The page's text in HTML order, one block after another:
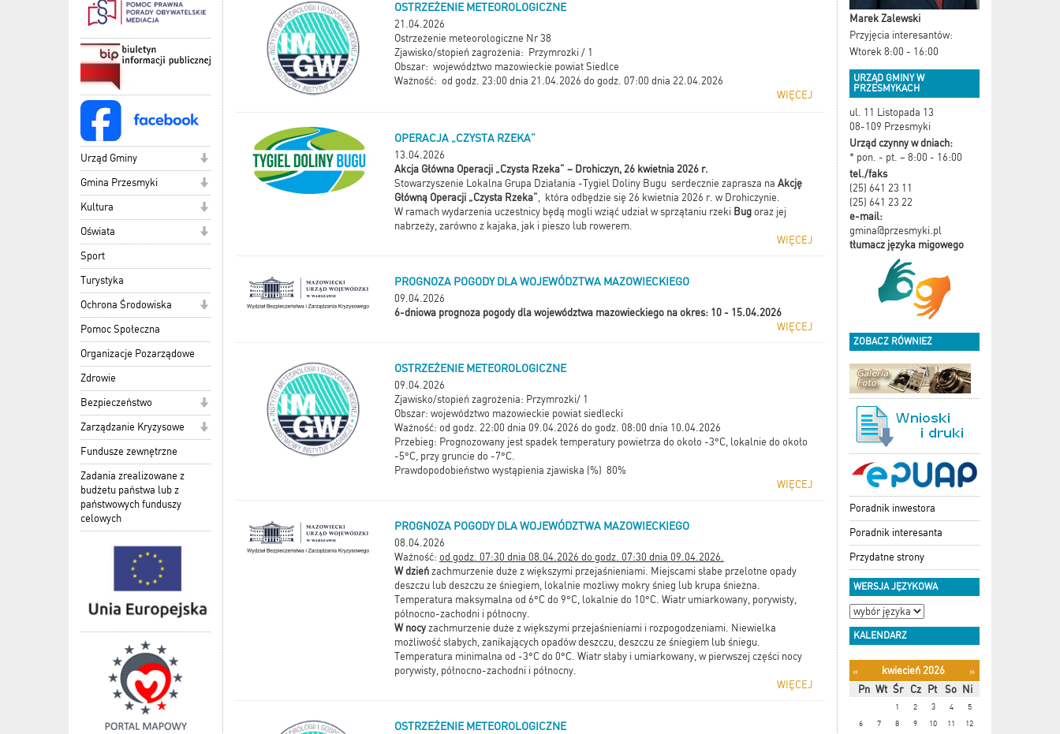
Urząd Gminy
Gmina Przesmyki
Kultura
Oświata
Sport
Turystyka
Ochrona Środowiska
Pomoc Społeczna
Organizacje Pozarządowe
Zdrowie
Bezpieczeństwo
Zarządzanie Kryzysowe
Fundusze zewnętrzne
Zadania zrealizowane z
budżetu państwa lub z
państwowych funduszy
celowych
OSTRZEŻENIE METEOROLOGICZNE
21.04.2026
Ostrzeżenie meteorologiczne Nr 38
Zjawisko/stopień zagrożenia: Przymrozki / 1
Obszar: województwo mazowieckie powiat Siedlce
Ważność: od godz. 23:00 dnia 21.04.2026 do godz. 07:00 dnia 22.04.2026
WIĘCEJ
OPERACJA „CZYSTA RZEKA”
13.04.2026
Akcja Główna Operacji „Czysta Rzeka” – Drohiczyn, 26 kwietnia 2026 r.
Stowarzyszenie Lokalna Grupa Działania -Tygiel Doliny Bugu serdecznie zaprasza na Akcję
Główną Operacji „Czysta Rzeka”, która odbędzie się 26 kwietnia 2026 r. w Drohiczynie.
W ramach wydarzenia uczestnicy będą mogli wziąć udział w sprzątaniu rzeki Bug oraz jej
nabrzeży, zarówno z kajaka, jak i pieszo lub rowerem.
WIĘCEJ
PROGNOZA POGODY DLA WOJEWÓDZTWA MAZOWIECKIEGO
09.04.2026
6-dniowa prognoza pogody dla województwa mazowieckiego na okres: 10 - 15.04.2026
WIĘCEJ
OSTRZEŻENIE METEOROLOGICZNE
09.04.2026
Zjawisko/stopień zagrożenia: Przymrozki/ 1
Obszar: województwo mazowieckie powiat siedlecki
Ważność: od godz. 22:00 dnia 09.04.2026 do godz. 08:00 dnia 10.04.2026
Przebieg: Prognozowany jest spadek temperatury powietrza do około -3°C, lokalnie do około
-5°C, przy gruncie do -7°C.
Prawdopodobieństwo wystąpienia zjawiska (%) 80%
WIĘCEJ
PROGNOZA POGODY DLA WOJEWÓDZTWA MAZOWIECKIEGO
08.04.2026
Ważność: od godz. 07:30 dnia 08.04.2026 do godz. 07:30 dnia 09.04.2026.
W dzień zachmurzenie duże z większymi przejaśnieniami. Miejscami słabe przelotne opady
deszczu lub deszczu ze śniegiem, lokalnie możliwy mokry śnieg lub krupa śnieżna.
Temperatura maksymalna od 6°C do 9°C, lokalnie do 10°C. Wiatr umiarkowany, porywisty,
północno-zachodni i północny.
W nocyzachmurzenie duże z większymi przejaśnieniami i rozpogodzeniami. Niewielka
możliwość słabych, zanikających opadów deszczu, deszczu ze śniegiem lub śniegu.
Temperatura minimalna od -3°C do 0°C. Wiatr słaby i umiarkowany, w pierwszej części nocy
porywisty, północno-zachodni i północny.
WIĘCEJ
OSTRZEŻENIE METEOROLOGICZNE
Marek Zalewski
Przyjęcia interesantów:
Wtorek 8:00 - 16:00
URZĄD GMINY W
PRZESMYKACH
ul. 11 Listopada 13
08-109 Przesmyki
Urząd czynny w dniach:
* pon. - pt. – 8:00 - 16:00
tel./faks
(25) 641 23 11
(25) 641 23 22
e-mail:
gmina@przesmyki.pl
tłumacz języka migowego
ZOBACZ RÓWNIEŻ
Poradnik inwestora
Poradnik interesanta
Przydatne strony
WERSJA JĘZYKOWA
KALENDARZ
« kwiecień 2026
»
Pn Wt Śr Cz Pt So Ni
1 2 3 4
5
6
7 8 9 10 11
12